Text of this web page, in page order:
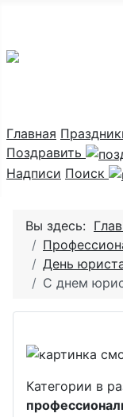
Главная
Поздравить
Надписи Поиск
Вы здесь:
День
С днем
Категории в